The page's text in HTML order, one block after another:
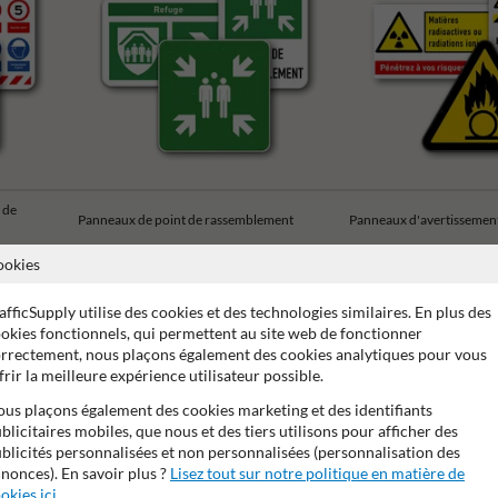
Panneaux de point de rassemblement Panneaux
de 15 ans sur le film réfléchissant Stratifé anti-graffiti
utilise des cookies et des technologies similaires. En plus des
fonctionnels, qui permettent au site web de fonctionner
nous plaçons également des cookies analytiques pour vous
la meilleure expérience utilisateur possible.
plaçons également des cookies marketing et des identifiants
mobiles, que nous et des tiers utilisons pour afficher des
personnalisées et non personnalisées (personnalisation des
En savoir plus ? Lisez tout sur notre politique en matière de
ici.